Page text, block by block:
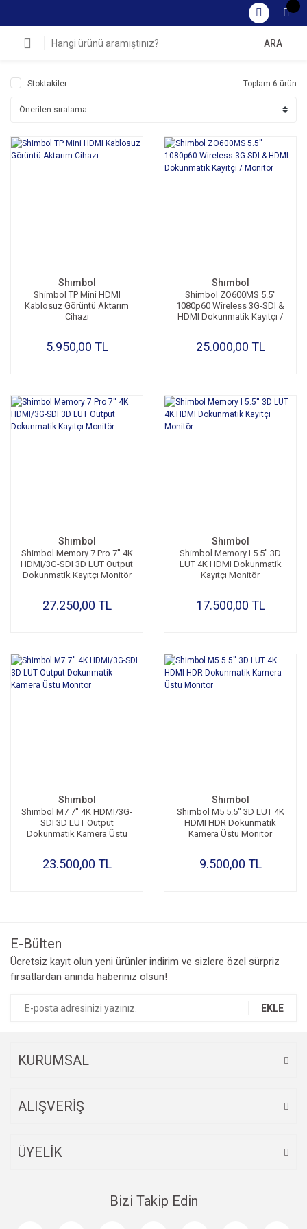
ARA
Stoktakiler Toplam 6 ürün
Shımbol
Shimbol TP Mini HDMI
Kablosuz Görüntü Aktarım
Cihazı
5.950,00 TL
Shımbol
Shimbol ZO600MS 5.5''
1080p60 Wireless 3G-SDI &
HDMI Dokunmatik Kayıtçı /
25.000,00 TL
Shımbol
Shimbol Memory 7 Pro 7'' 4K
HDMI/3G-SDI 3D LUT Output
Dokunmatik Kayıtçı Monitör
27.250,00 TL
Shımbol
Shimbol Memory I 5.5'' 3D
LUT 4K HDMI Dokunmatik
Kayıtçı Monitör
17.500,00 TL
Shımbol
Shimbol M7 7'' 4K HDMI/3G-
SDI 3D LUT Output
Dokunmatik Kamera Üstü
23.500,00 TL
Shımbol
Shimbol M5 5.5'' 3D LUT 4K
HDMI HDR Dokunmatik
Kamera Üstü Monitor
9.500,00 TL
E-Bülten
Ücretsiz kayıt olun yeni ürünler indirim ve sizlere özel sürpriz
fırsatlardan anında haberiniz olsun!
EKLE
KURUMSAL
ALIŞVERİŞ
ÜYELİK
Bizi Takip Edin